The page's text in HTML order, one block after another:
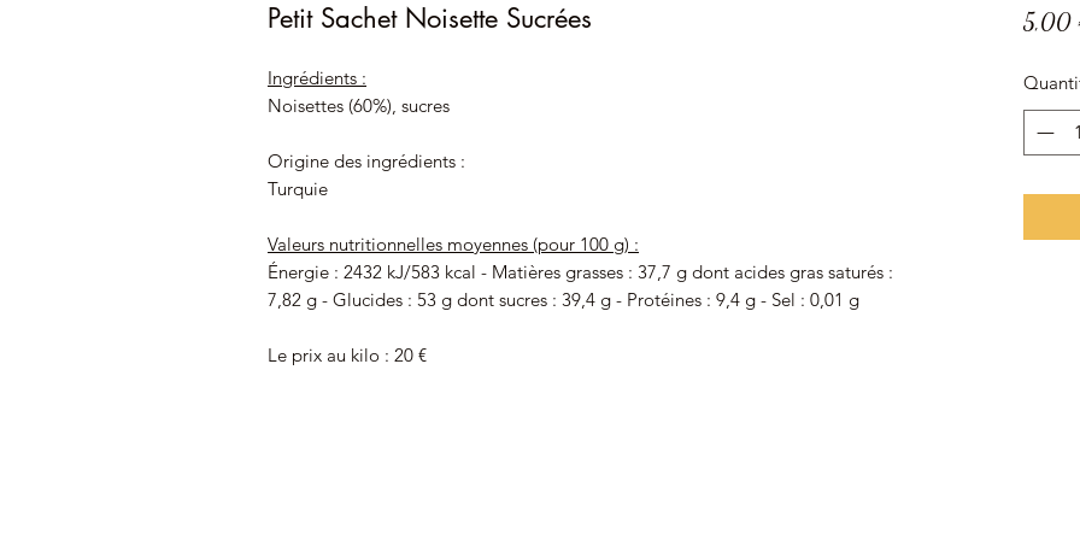
Petit Sachet Noisette Sucrées
Ingrédients :
Noisettes (60%) , sucres
Origine des ingrédients :
Turquie
Valeurs nutritionnelles moyennes (pour 100 g) :
Énergie : 2432 kJ/583 kcal - Matières grasses : 37,7 g dont acides gras saturés :
7,82 g - Glucides : 53 g dont sucres : 39,4 g - Protéines : 9,4 g - Sel : 0,01 g
Le prix au kilo : 20 €
5,00